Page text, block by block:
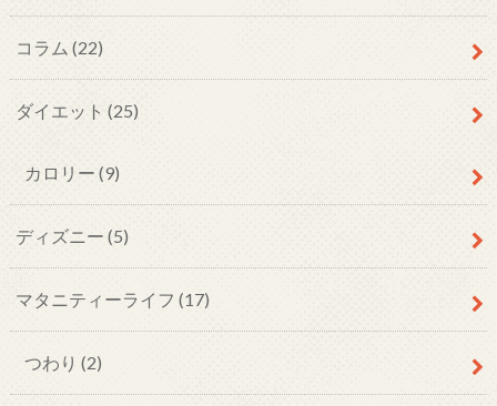
コラム (22)
ダイエット (25)
カロリー (9)
ディズニー (5)
マタニティーライフ (17)
つわり (2)